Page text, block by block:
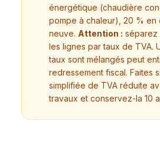
énergétique (chaudière
pompe à chaleur), 20 % en
neuve. Attention : séparez
les lignes par taux de TVA.
taux sont mélangés peut
redressement fiscal. Faites
simplifiée de TVA réduite
travaux et conservez-la 10